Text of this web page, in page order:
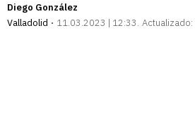
Diego González
Valladolid
11.03.2023 | 12:33 Actualizado: